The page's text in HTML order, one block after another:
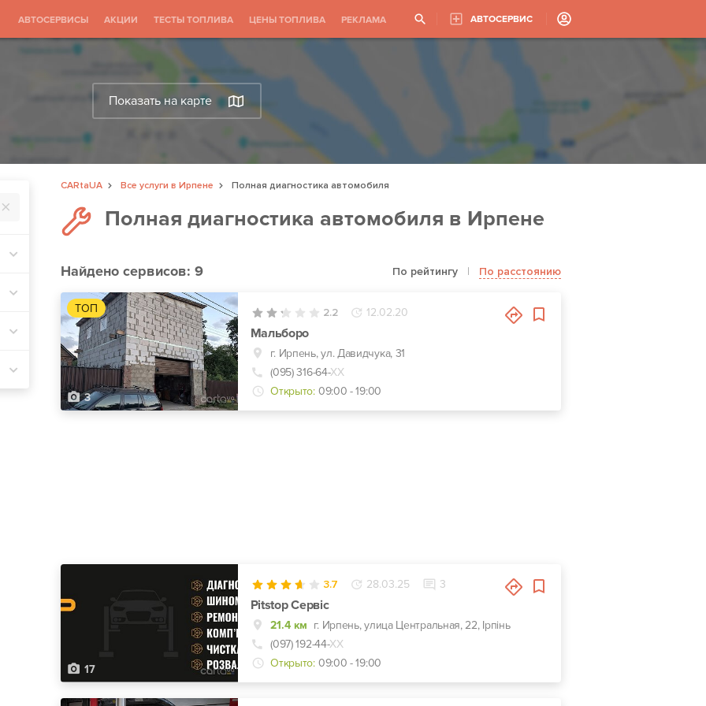
АВТОСЕРВИСЫ АКЦИИ ТЕСТЫ ТОПЛИВА ЦЕНЫ ТОПЛИВА РЕКЛАМА АВТОСЕРВИС
Показать на карте
CARtaUA Все услуги в Ирпене
Полная диагностика автомобиля
Полная диагностика автомобиля в Ирпене
Найденосервисов: 9 По рейтингу | По расстоянию
ТОП
3
2.2 12.02.20
Мальборо
г. Ирпень, ул. Давидчука, 31
(095) 316-64-ХХ
Открыто: 09:00 - 19:00
17
3.7 28.03.25 3
Pitstop Сервіс
21.4 км г. Ирпень, улица Центральная, 22, Ірпінь
(097) 192-44-ХХ
Открыто: 09:00 - 19:00